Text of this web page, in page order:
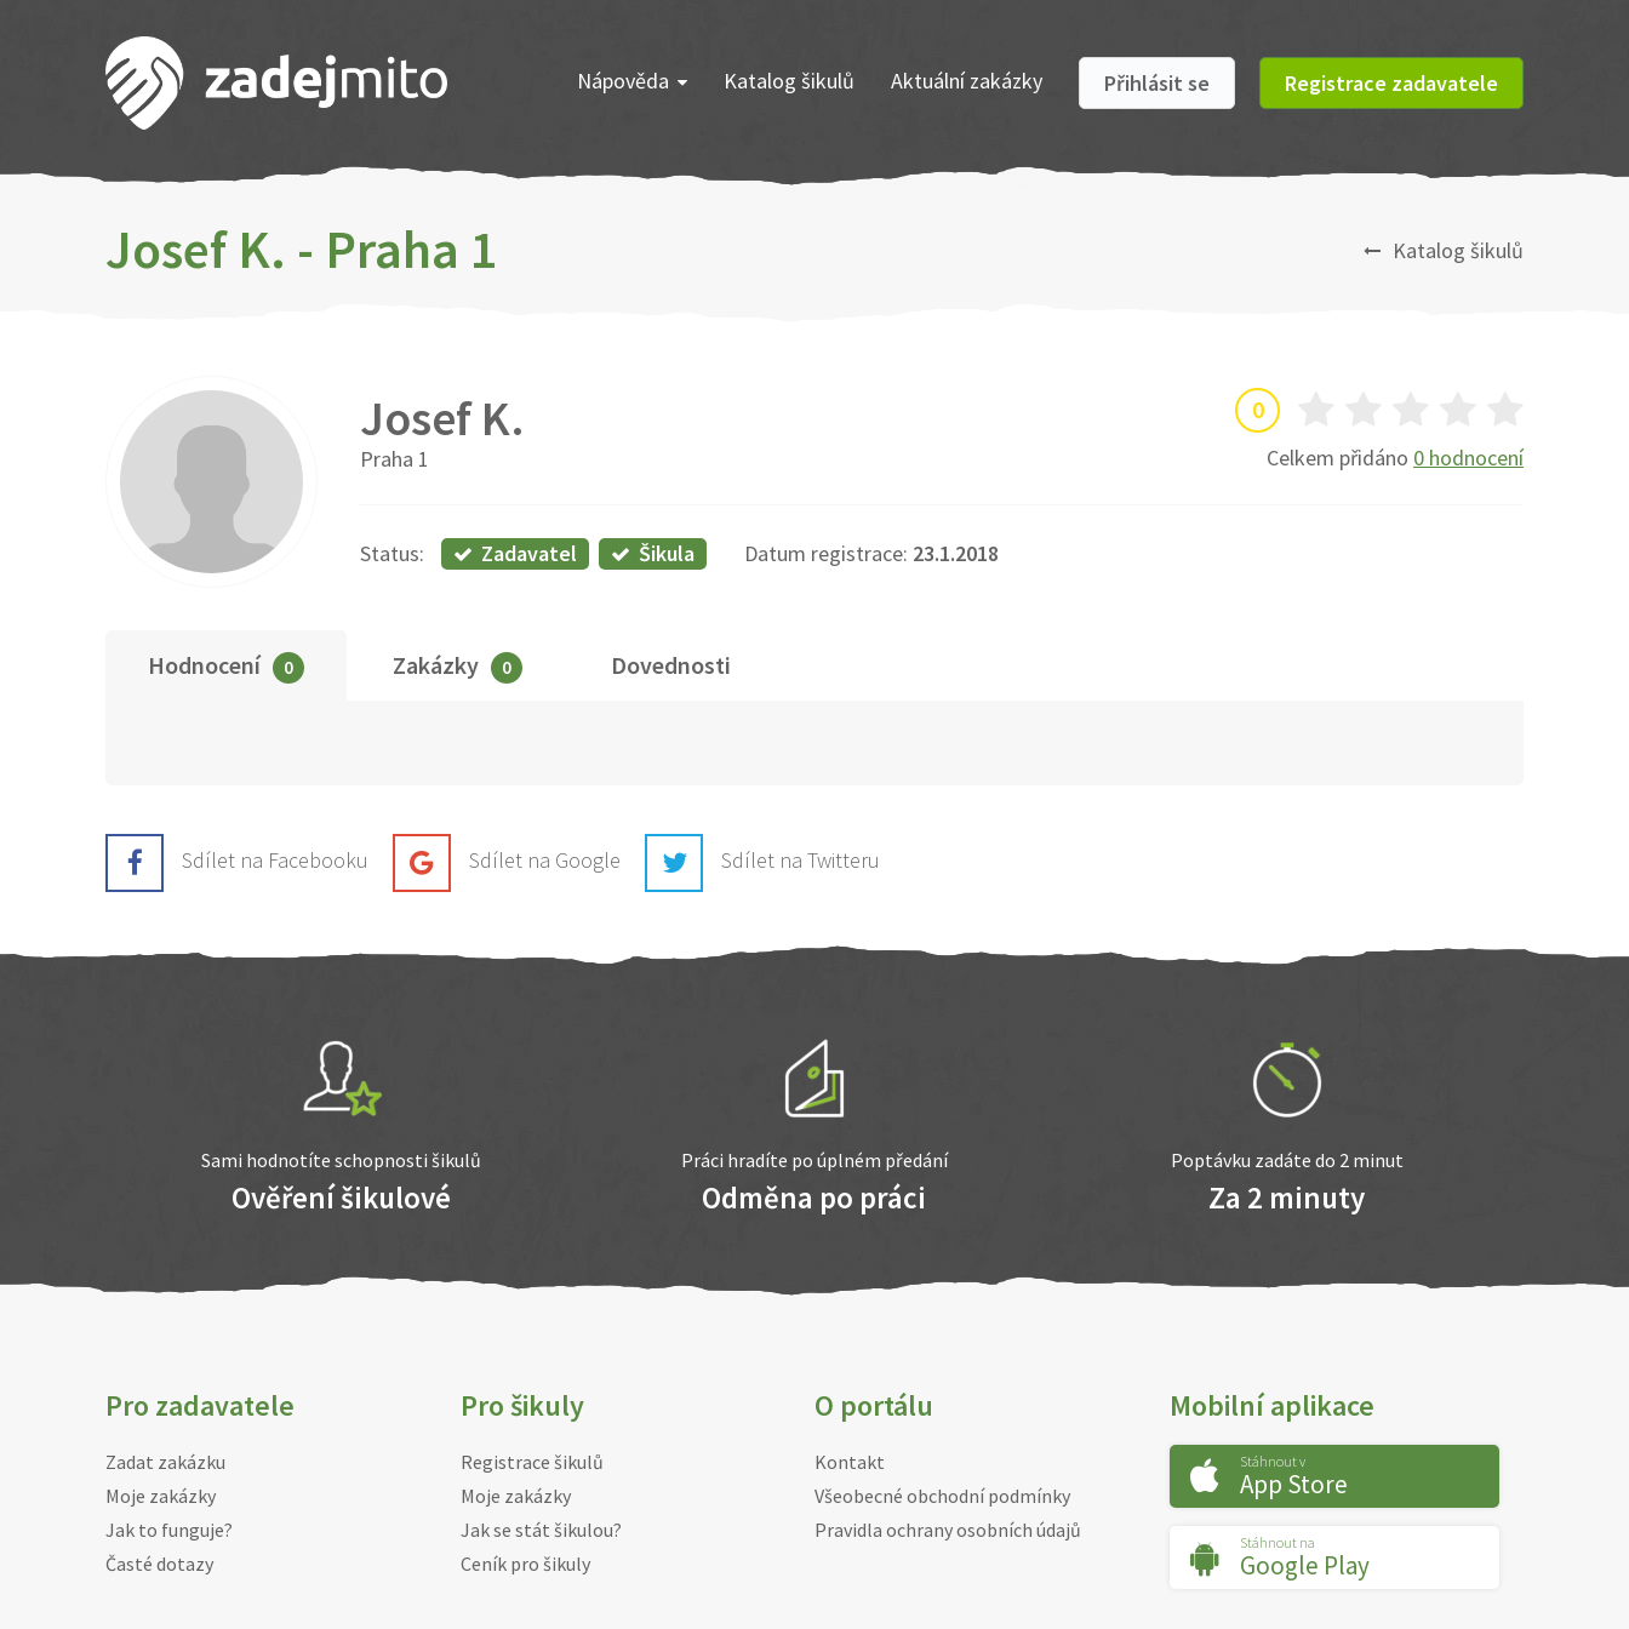
Nápověda Katalog šikulů Aktuální zakázky Přihlásit se Registrace zadavatele
Josef K. - Praha 1 Katalog šikulů
0
Celkem přidáno 0 hodnocení
Josef K.
Praha 1
Status: Zadavatel Šikula Datum registrace: 23.1.2018
Hodnocení 0 Zakázky 0 Dovednosti
Sdílet na Facebooku Sdílet na Google Sdílet na Twitteru
Sami hodnotíte schopnosti šikulů
Ověření šikulové
Práci hradíte po úplném předání
Odměna po práci
Poptávku zadáte do 2 minut
Za 2 minuty
Pro zadavatele
Zadat zakázku
Moje zakázky
Jak to funguje?
Časté dotazy
Pro šikuly
Registrace šikulů
Moje zakázky
Jak se stát šikulou?
Ceník pro šikuly
O portálu
Kontakt
Všeobecné obchodní podmínky
Pravidla ochrany osobních údajů
Mobilní aplikace
Stáhnout v
App Store
Stáhnout na
Google Play